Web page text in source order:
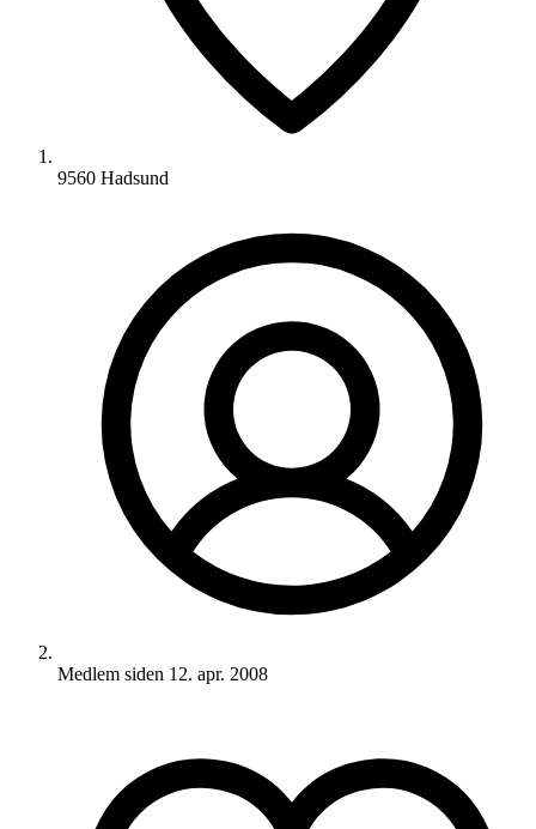
9560 Hadsund
Medlem siden 12. apr. 2008